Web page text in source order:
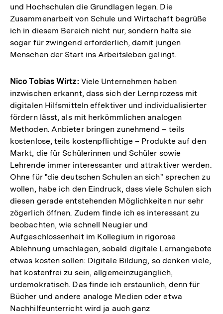
und Hochschulen die Grundlagen legen. Die
Zusammenarbeit von Schule und Wirtschaft begrüße
ich in diesem Bereich nicht nur, sondern halte sie
sogar für zwingend erforderlich, damit jungen
Menschen der Start ins Arbeitsleben gelingt.
Nico Tobias Wirtz: Viele Unternehmen haben
inzwischen erkannt, dass sich der Lernprozess mit
digitalen Hilfsmitteln effektiver und individualisierter
fördern lässt, als mit herkömmlichen analogen
Methoden. Anbieter bringen zunehmend – teils
kostenlose, teils kostenpflichtige – Produkte auf den
Markt, die für Schülerinnen und Schüler sowie
Lehrende immer interessanter und attraktiver werden.
Ohne für "die deutschen Schulen an sich" sprechen zu
wollen, habe ich den Eindruck, dass viele Schulen sich
diesen gerade entstehenden Möglichkeiten nur sehr
zögerlich öffnen. Zudem finde ich es interessant zu
beobachten, wie schnell Neugier und
Aufgeschlossenheit im Kollegium in rigorose
Ablehnung umschlagen, sobald digitale Lernangebote
etwas kosten sollen: Digitale Bildung, so denken viele,
hat kostenfrei zu sein, allgemeinzugänglich,
urdemokratisch. Das finde ich erstaunlich, denn für
Bücher und andere analoge Medien oder etwa
Nachhilfeunterricht wird ja auch ganz